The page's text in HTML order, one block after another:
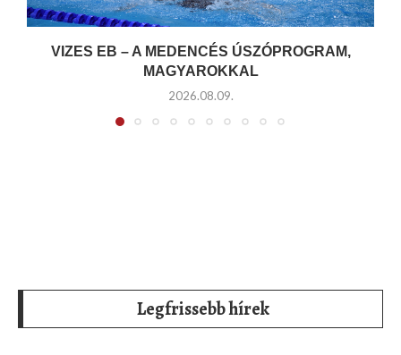
VIZES EB – A MEDENCÉS ÚSZÓPROGRAM,
MAGYAROKKAL
2026.08.09.
Legfrissebb hírek